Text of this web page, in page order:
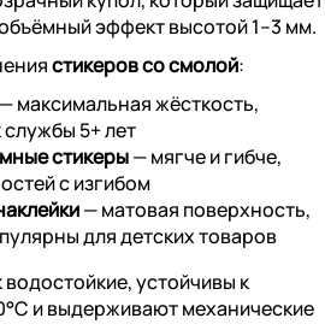
эффект высотой 1–3 мм.
стикеров со смолой:
максимальная жёсткость,
5+ лет
стикеры— мягче и гибче,
с изгибом
— матовая поверхность,
для детских товаров
устойчивы к
и выдерживают механические